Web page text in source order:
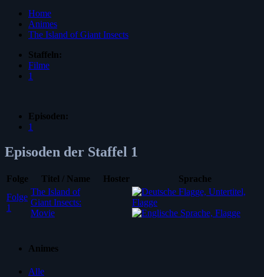
Home
Animes
The Island of Giant Insects
Staffeln:
Filme
1
Episoden:
1
Episoden der Staffel 1
Folge Titel / Name Hoster
Sprache
Folge
1
The Island of
Giant Insects:
Movie
Animes
Alle